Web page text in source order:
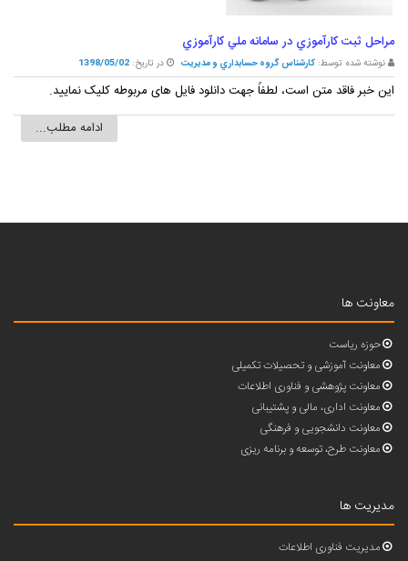
مراحل ثبت کارآموزي در سامانه ملي کارآموزي
نوشته شده توسط: کارشناس گروه حسابداري و مديريت در تاریخ: 1398/05/02
این خبر فاقد متن است، لطفاً جهت دانلود فایل های مربوطه کلیک نمایید.
ادامه مطلب...
معاونت ها
حوزه ریاست
معاونت آموزشی و تحصیلات تکمیلی
معاونت پژوهشی و فناوری اطلاعات
معاونت اداری، مالی و پشتیبانی
معاونت دانشجویی و فرهنگی
معاونت طرح، توسعه و برنامه ریزی
مدیریت ها
مدیریت فناوری اطلاعات